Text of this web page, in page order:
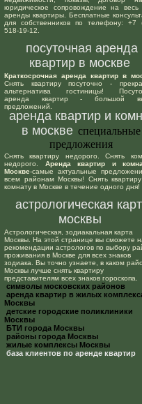
юридическое сопровождение на весь
аренды квартиры. Бесплатные
для собственников по телефону: +7
518-19-12.
посуточная аренда
квартир в москве
Краткосрочная аренда квартир в
Снять квартиру посуточно -
альтернатива гостиницы!
аренда квартир - большой
предложений.
аренда квартир и
в москве специальные
предложения
Снять квартиру недорого. Снять
недорого. Аренда квартир и
Москве-самые актуальные
всем районам Москвы! Снять
комнату в Москве в течение одного дня!
астрологическая
москвы
Астрологическая, зодиакальная карта
Москвы. На этой странице вы сможете
рекомендации астрологов по выбору
проживания в Москве для всех знаков
зодиака. Вы точно узнаете, в каком
Москвы лучше снять квартиру
представителям всех знаков гороскопа.
cимволы московских районов
аренда квартир в жилых
Москвы
детские городские поликлиники
Москвы
БТИ города Москвы
районы города Москвы
жилые комплексы Москвы
база клиентов по аренде квартир